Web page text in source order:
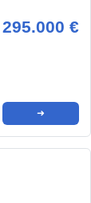
295.000 €
➜